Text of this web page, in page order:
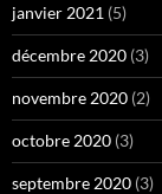
janvier 2021 (5)
décembre 2020 (3)
novembre 2020 (2)
octobre 2020 (3)
septembre 2020 (3)